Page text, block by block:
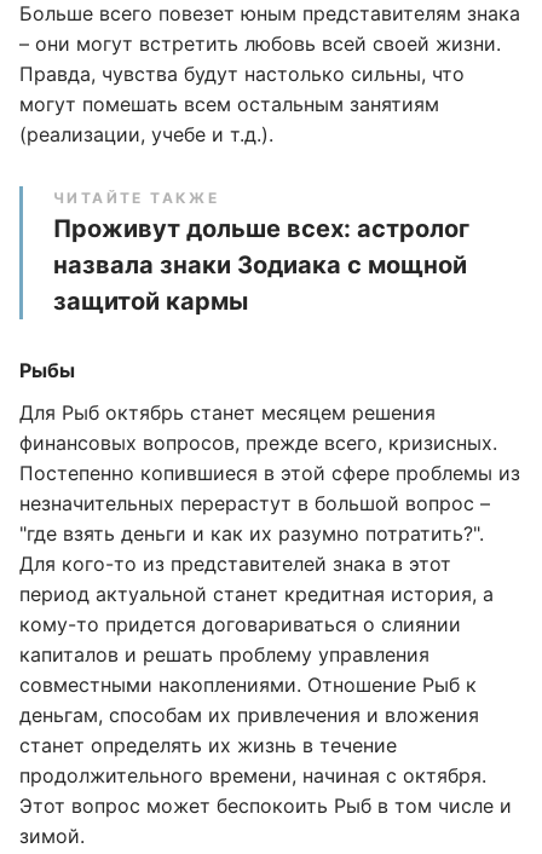
Больше всего повезет юным представителям знака
– они могут встретить любовь всей своей жизни.
Правда, чувства будут настолько сильны, что
могут помешать всем остальным занятиям
(реализации, учебе и т.д.).
ЧИТАЙТЕ ТАКЖЕ
Проживут дольше всех: астролог
назвала знаки Зодиака с мощной
защитой кармы
Рыбы
Для Рыб октябрь станет месяцем решения
финансовых вопросов, прежде всего, кризисных.
Постепенно копившиеся в этой сфере проблемы из
незначительных перерастут в большой вопрос –
"где взять деньги и как их разумно потратить?".
Для кого-то из представителей знака в этот
период актуальной станет кредитная история, а
кому-то придется договариваться о слиянии
капиталов и решать проблему управления
совместными накоплениями. Отношение Рыб к
деньгам, способам их привлечения и вложения
станет определять их жизнь в течение
продолжительного времени, начиная с октября.
Этот вопрос может беспокоить Рыб в том числе и
зимой.